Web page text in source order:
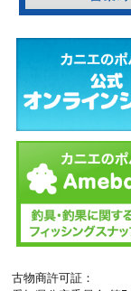
古物商許可証：